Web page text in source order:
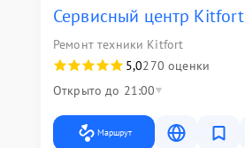
Сервисный центр Kitfort
Ремонт техники Kitfort
5,0270 оценки
Открыто до 21:00
Маршрут